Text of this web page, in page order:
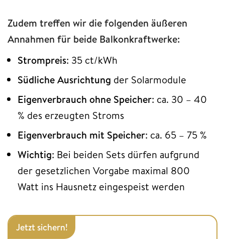
Zudem treffen wir die folgenden äußeren
Annahmen für beide Balkonkraftwerke:
Strompreis: 35 ct/kWh
Südliche Ausrichtung der Solarmodule
Eigenverbrauch ohne Speicher: ca. 30 – 40
% des erzeugten Stroms
Eigenverbrauch mit Speicher: ca. 65 – 75 %
Wichtig: Bei beiden Sets dürfen aufgrund
der gesetzlichen Vorgabe maximal 800
Watt ins Hausnetz eingespeist werden
Jetzt sichern!